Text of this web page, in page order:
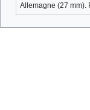
Allemagne (27 mm).